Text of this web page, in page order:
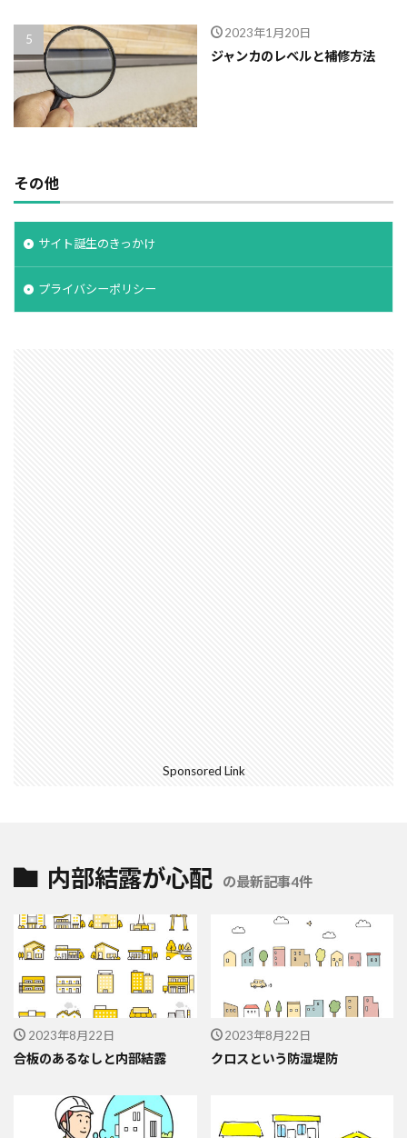
2023年1月20日
ジャンカのレベルと補修方法
その他
サイト誕生のきっかけ
プライバシーポリシー
Sponsored Link
内部結露が心配 の最新記事4件
2023年8月22日
合板のあるなしと内部結露
2023年8月22日
クロスという防湿堤防